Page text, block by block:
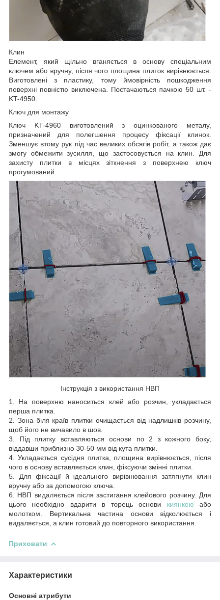
Клин
Елемент, який щільно вганяється в основу спеціальним
ключем або вручну, після чого площина плиток вирівнюється.
Виготовлені з пластику, тому ймовірність пошкодження
поверхні повністю виключена. Постачаються пачкою 50 шт. -
KT-4950.
Ключ для монтажу
Ключ KT-4960 виготовлений з оцинкованого металу,
призначений для полегшення процесу фіксації клинок.
Зменшує втому рук під час великих обсягів робіт, а також дає
змогу обмежити зусилля, що застосовується на клин. Для
захисту плитки в місцях зіткнення з поверхнею ключ
прогумований.
Інструкція з використання НВП
1. На поверхню наноситься клей або розчин, укладається
перша плитка.
2. Зона біля країв плитки очищається від надлишків розчину,
щоб його не вичавило в шов.
3. Під плитку вставляються основи по 2 з кожного боку,
віддавши приблизно 30-50 мм від кута плитки.
4. Укладається сусідня плитка, площина вирівнюється, після
чого в основу вставляється клин, фіксуючи змінні плитки.
5. Для фіксації й ідеального вирівнювання затягнути клин
вручну або за допомогою ключа.
6. НВП видаляється після застигання клейового розчину. Для
цього необхідно вдарити в торець основи киянкою або
молотком. Вертикальна частина основи відколюється і
видаляється, а клин готовий до повторного використання.
Приховати
Характеристики
Основні атрибути